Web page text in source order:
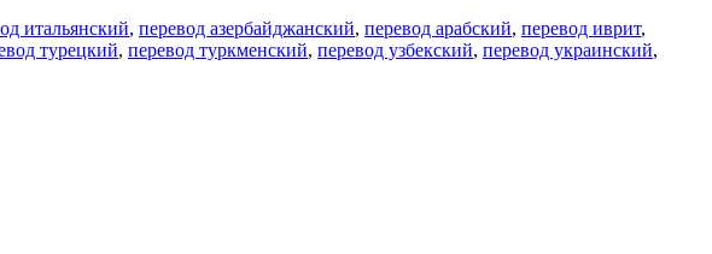
итальянский, перевод азербайджанский, перевод арабский, перевод иврит,
турецкий, перевод туркменский, перевод узбекский, перевод украинский,